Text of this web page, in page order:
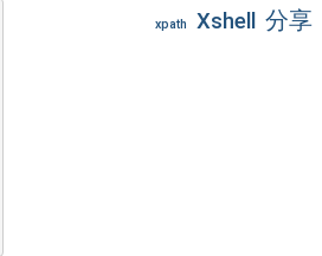
xpath Xshell 分享